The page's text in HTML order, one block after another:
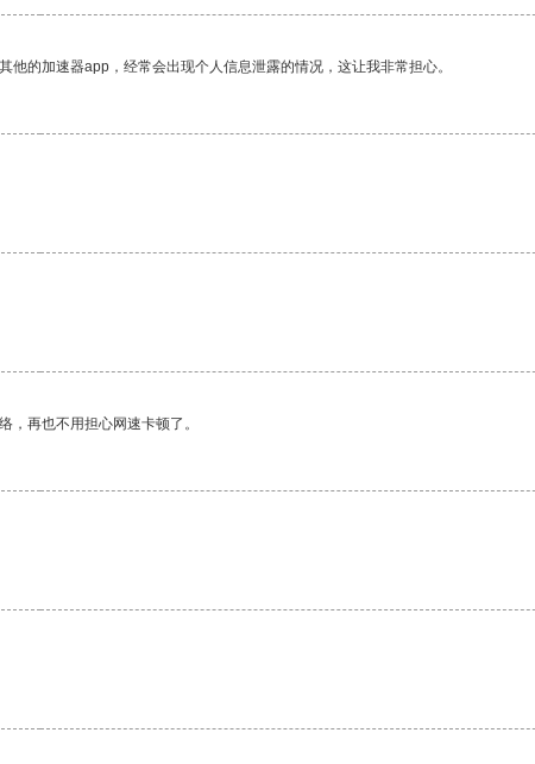
的加速器app，经常会出现个人信息泄露的情况，这让我非常担心。
再也不用担心网速卡顿了。